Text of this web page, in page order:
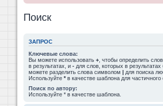
Поиск
ЗАПРОС
Ключевые слова:
Вы можете использовать + , чтобы определить
в результатах, и - для слов, которых в
можете разделить слова символом | для поиска
Используйте * в качестве шаблона для частичного
Поиск по автору:
Используйте * в качестве шаблона.